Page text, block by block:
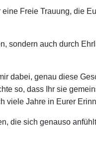
Freie Trauung, die
sondern auch durch
dabei, genau diese
so, dass Ihr sie
viele Jahre in Eurer
die sich genauso